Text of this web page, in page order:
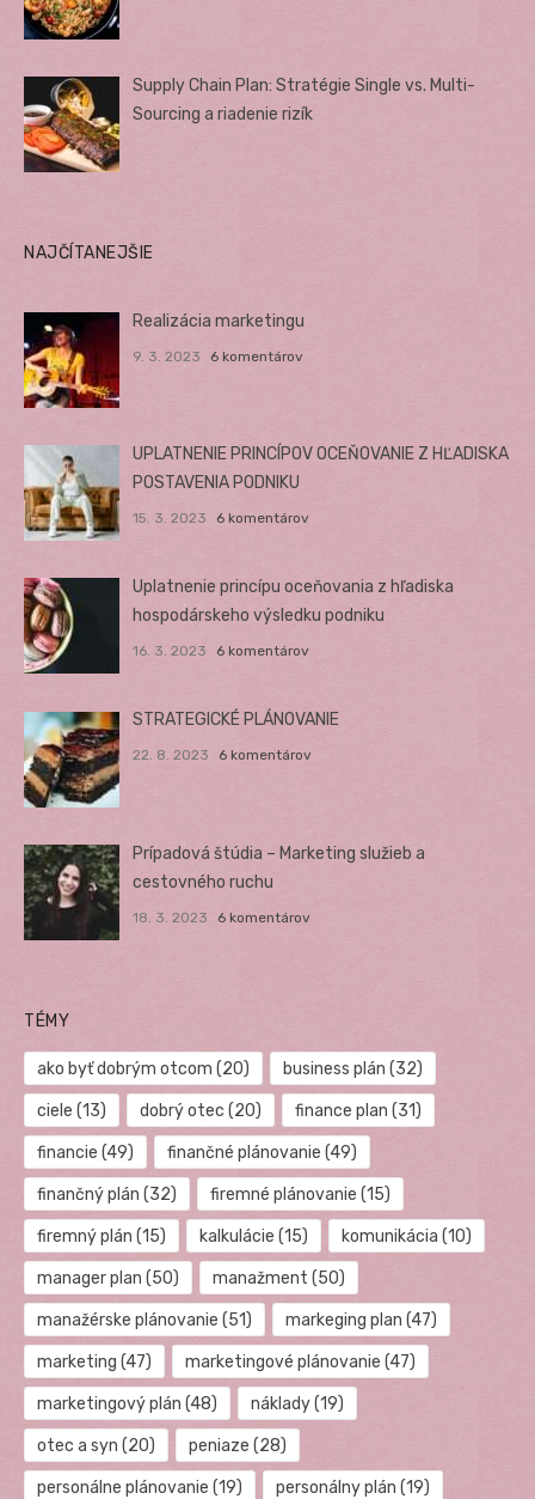
Supply Chain Plan: Stratégie Single vs. Multi-
Sourcing a riadenie rizík
NAJČÍTANEJŠIE
Realizácia marketingu
9. 3. 2023 6 komentárov
UPLATNENIE PRINCÍPOV OCEŇOVANIE Z HĽADISKA
POSTAVENIA PODNIKU
15. 3. 2023 6 komentárov
Uplatnenie princípu oceňovania z hľadiska
hospodárskeho výsledku podniku
16. 3. 2023 6 komentárov
STRATEGICKÉ PLÁNOVANIE
22. 8. 2023 6 komentárov
Prípadová štúdia – Marketing služieb a
cestovného ruchu
18. 3. 2023 6 komentárov
TÉMY
ako byť dobrým otcom (20) business plán (32)
ciele (13) dobrý otec (20) finance plan (31)
financie (49) finančné plánovanie (49)
finančný plán (32) firemné plánovanie (15)
firemný plán (15) kalkulácie (15) komunikácia (10)
manager plan (50) manažment (50)
manažérske plánovanie (51) markeging plan (47)
marketing (47) marketingové plánovanie (47)
marketingový plán (48) náklady(19)
otec a syn (20) peniaze (28)
personálne plánovanie (19) personálny plán (19)